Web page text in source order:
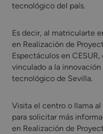
organismo equiparado
currículo del ciclo
*Las asignaturas
pueden variar según la
tecnológico del país.
Es decir, al matricularte
en Realización de
Espectáculos en
vinculado a la
tecnológico de Sevilla.
Visita el centro o llama
para solicitar más
en Realización de